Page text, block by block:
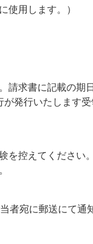
用します。）
求書に記載の期
発行いたします
を控えてください。
宛に郵送にて通